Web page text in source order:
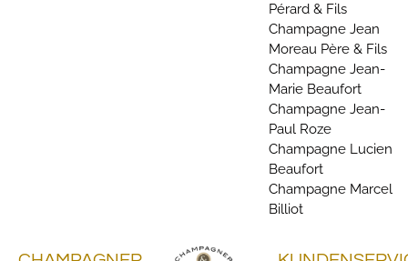
Pérard & Fils
Champagne Jean
Moreau Père & Fils
Champagne Jean-
Marie Beaufort
Champagne Jean-
Paul Roze
Champagne Lucien
Beaufort
Champagne Marcel
Billiot